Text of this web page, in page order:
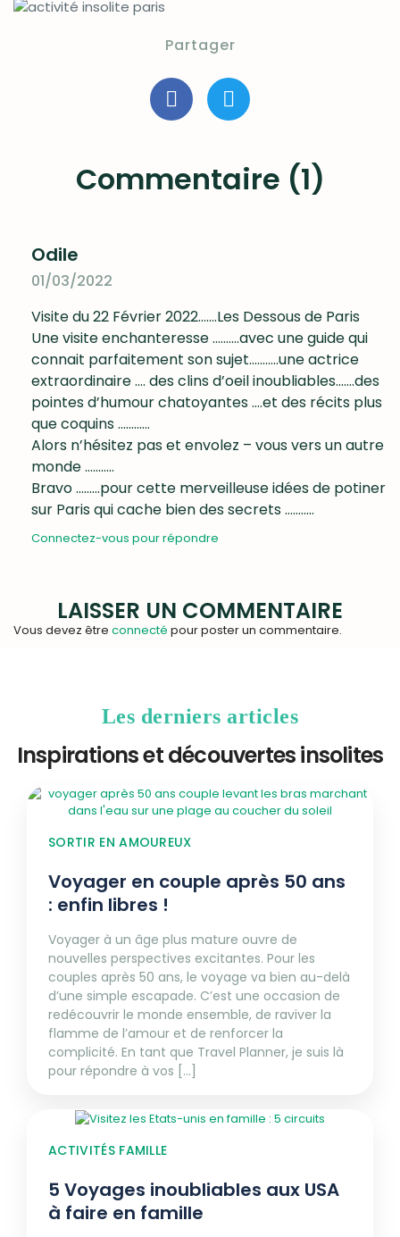
Partager
Commentaire (1)
Odile
01/03/2022
Visite du 22 Février 2022…….Les Dessous de Paris
Une visite enchanteresse ……….avec une guide qui
connait parfaitement son sujet………..une actrice
extraordinaire …. des clins d’oeil inoubliables…….des
pointes d’humour chatoyantes ….et des récits plus
que coquins …………
Alors n’hésitez pas et envolez – vous vers un autre
monde ………..
Bravo ………pour cette merveilleuse idées de potiner
sur Paris qui cache bien des secrets ………..
Connectez-vous pour répondre
LAISSER UN COMMENTAIRE
Vous devez être connecté pour poster un commentaire.
Les derniers articles
Inspirations et découvertes insolites
SORTIR EN AMOUREUX
Voyager en couple après 50 ans
: enfin libres !
Voyager à un âge plus mature ouvre de
nouvelles perspectives excitantes. Pour les
couples après 50 ans, le voyage va bien au-delà
d’une simple escapade. C’est une occasion de
redécouvrir le monde ensemble, de raviver la
flamme de l’amour et de renforcer la
complicité. En tant que Travel Planner, je suis là
pour répondre à vos [...]
ACTIVITÉS FAMILLE
5 Voyages inoubliables aux USA
à faire en famille